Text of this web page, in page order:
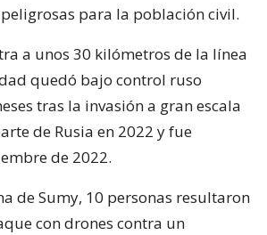
para la población civil.
a unos 30 kilómetros de la línea
quedó bajo control ruso
tras la invasión a gran escala
de Rusia en 2022 y fue
de 2022.
de Sumy, 10 personas resultaron
con drones contra un